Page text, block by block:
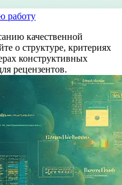
работу
качественной
о структуре, критериях
конструктивных
рецензентов.